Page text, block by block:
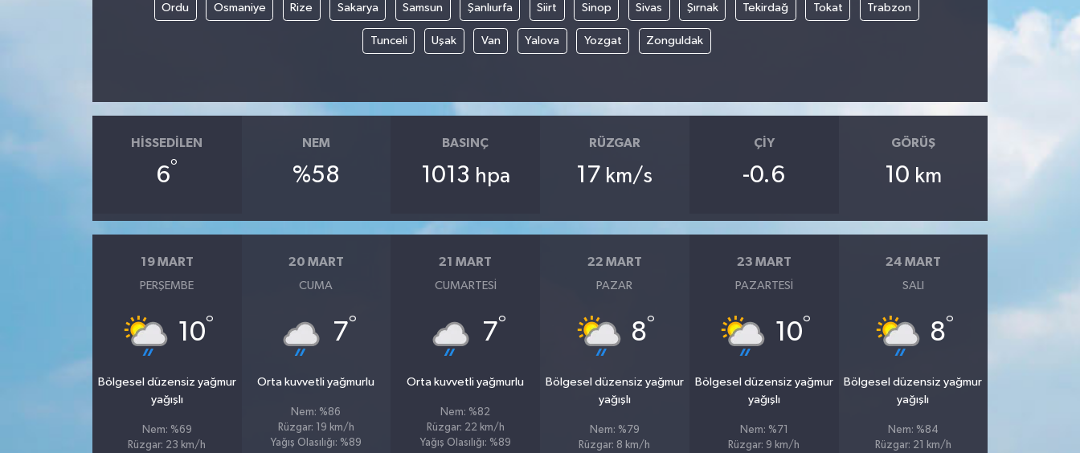
Ordu Osmaniye Rize Sakarya Samsun Şanlıurfa Siirt Sinop Sivas Şırnak Tekirdağ Tokat Trabzon
Tunceli Uşak Van Yalova Yozgat Zonguldak
HISSEDILEN
6°
NEM
%58
BASINÇ
1013 hpa
RÜZGAR
17 km/s
ÇIY
-0.6
GÖRÜŞ
10 km
19 MART
PERŞEMBE
10°
Bölgesel düzensiz yağmur
yağışlı
Nem: %69
Rüzgar: 23 km/h
20 MART
CUMA
7°
Orta kuvvetli yağmurlu
Nem: %86
Rüzgar: 19 km/h
Yağış Olasılığı: %89
21 MART
CUMARTESI
7°
Orta kuvvetli yağmurlu
Nem: %82
Rüzgar: 22 km/h
Yağış Olasılığı: %89
22 MART
PAZAR
8°
Bölgesel düzensiz yağmur
yağışlı
Nem: %79
Rüzgar: 8 km/h
23 MART
PAZARTESI
10°
Bölgesel düzensiz yağmur
yağışlı
Nem: %71
Rüzgar: 9 km/h
24 MART
SALI
8°
Bölgesel düzensiz yağmur
yağışlı
Nem: %84
Rüzgar: 21 km/h